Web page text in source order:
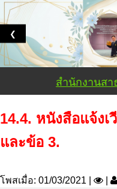
❮
สำนักงานส
14.4. หนังสือแจ้ง
และข้อ 3.
โพสเมื่อ: 01/03/2021 |